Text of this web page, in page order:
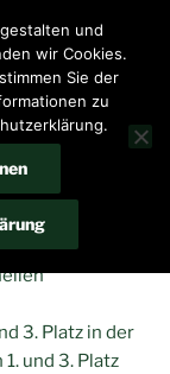
e.V.
3. Platz in der
und 3. Platz
und
wir Cookies.
Sie der
zu